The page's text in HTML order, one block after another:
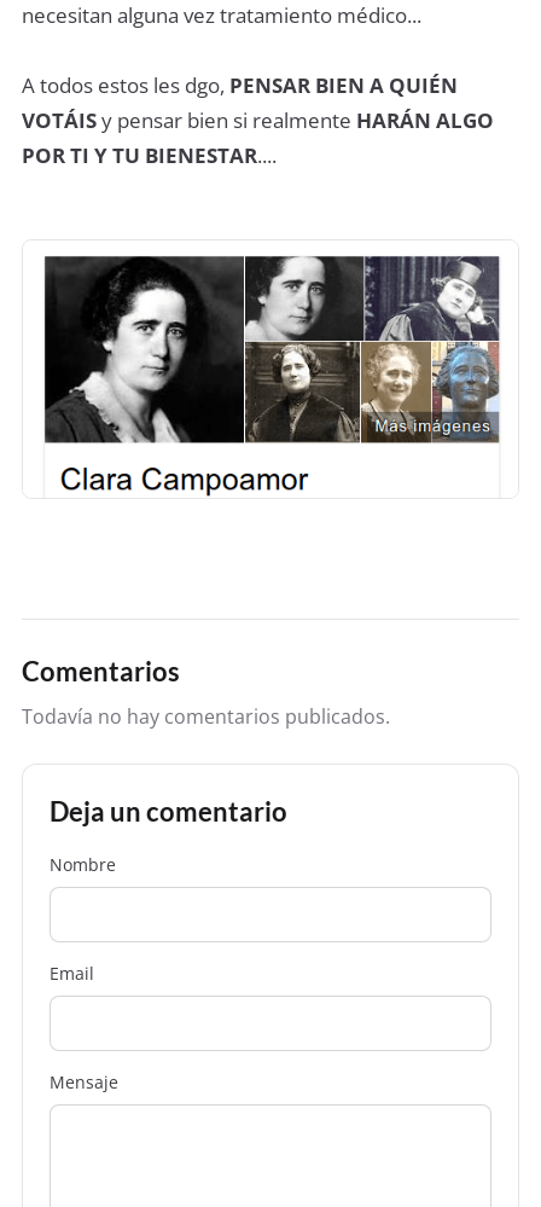
necesitan alguna vez tratamiento médico...
A todos estos les dgo, PENSAR BIEN A QUIÉN
VOTÁISy pensar bien si realmente HARÁN ALGO
POR TI Y TU BIENESTAR....
Comentarios
Todavía no hay comentarios publicados.
Deja un comentario
Nombre
Email
Mensaje